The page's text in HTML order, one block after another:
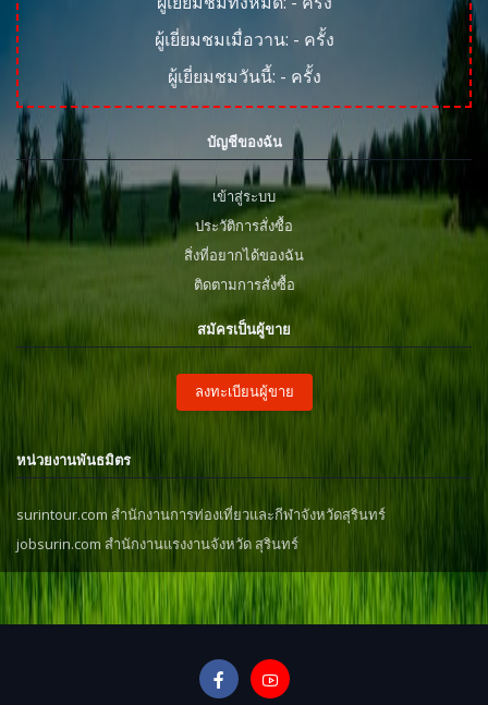
ผู้เยี่ยมชมเมื่อวาน: - ครั้ง
ผู้เยี่ยมชมวันนี้: - ครั้ง
บัญชีของฉัน
เข้าสู่ระบบ
ประวัติการสั่งซื้อ
สิ่งที่อยากได้ของฉัน
ติดตามการสั่งซื้อ
สมัครเป็นผู้ขาย
ลงทะเบียนผู้ขาย
หน่วยงานพันธมิตร
surintour.com สำนักงานการท่องเที่ยวและกีฬาจังหวัดสุรินทร์
jobsurin.com สำนักงานแรงงานจังหวัด สุรินทร์